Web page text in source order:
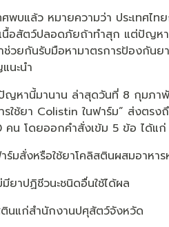
ศพบแล้ว หมายความว่า ประเทศไ
อสัตว์ปลอดภัยถ้าทำสุก แต่ปัญหา
ยกันรับมือหามาตรการป้องกันย
นะนำ
ญหานี้มานาน ล่าสุดวันที่ 8 กุมภ
รใช้ยา Colistin ในฟาร์ม” ส่งต
คน โดยออกคำสั่งเข้ม 5 ข้อ ได้แก่
มสั่งหรือใช้ยาโคลิสตินผสมอาหา
ยาปฏิชีวนะชนิดอื่นใช้ได้ผล
ตินแก่สำนักงานปศุสัตว์จังหวัด